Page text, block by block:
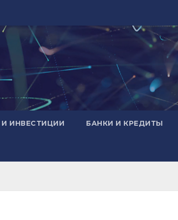
И ИНВЕСТИЦИИ БАНКИ И КРЕДИТЫ